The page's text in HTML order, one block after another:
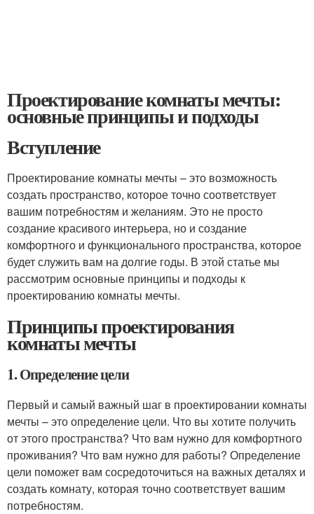
Проектирование комнаты мечты:
основные принципы и подходы
Вступление
Проектирование комнаты мечты – это возможность
создать пространство, которое точно соответствует
вашим потребностям и желаниям. Это не просто
создание красивого интерьера, но и создание
комфортного и функционального пространства, которое
будет служить вам на долгие годы. В этой статье мы
рассмотрим основные принципы и подходы к
проектированию комнаты мечты.
Принципы проектирования
комнаты мечты
1. Определение цели
Первый и самый важный шаг в проектировании комнаты
мечты – это определение цели. Что вы хотите получить
от этого пространства? Что вам нужно для комфортного
проживания? Что вам нужно для работы? Определение
цели поможет вам сосредоточиться на важных деталях и
создать комнату, которая точно соответствует вашим
потребностям.